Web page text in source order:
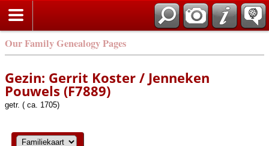
Our Family Genealogy Pages
Gezin: Gerrit Koster / Jenneken
Pouwels (F7889)
getr. ( ca. 1705)